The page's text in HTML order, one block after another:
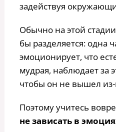
задействуя
Обычно на этой
бы разделяется: одна
эмоционирует, что
мудрая, наблюдает за
чтобы он не вышел
Поэтому учитесь
не зависать в